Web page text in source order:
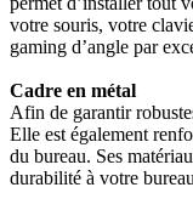
votre souris, votre
gaming d’angle par
Cadre en métal
Afin de garantir
Elle est également
du bureau. Ses
durabilité à votre bureau